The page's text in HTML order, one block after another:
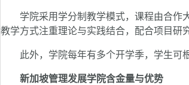
学院采用学分制教学模式，课程由合作大
教学方式注重理论与实践结合，配合项目研
此外，学院每年有多个开学季，学生可根
新加坡管理发展学院含金量与优势